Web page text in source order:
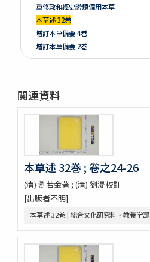
重修政和經史證類備用本草
本草述 32巻
増訂本草備要 4巻
増訂本草備要 2巻
本草彙言 20巻 (存15巻)
昆蟲草木略 2巻
爾雅註疏 11巻
藥性本草約言 4巻
開拓使官園動植品類簿
救荒野譜 1巻補遺1巻坿救荒辟穀諸方
灌園草木識 6巻
南方草木状 3巻坿桂海草木志
Alle de plaaten en de vruchten
坂本浩然菌譜
茘枝譜 : 七篇第一
関連資料
本草述 32巻 ; 卷之24-26
(清) 劉若金著 ; (清) 劉湜校訂
[出版者不明]
本草述 32巻 | 総合文化研究科・教養学部